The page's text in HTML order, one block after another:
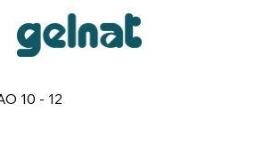
10 - 12